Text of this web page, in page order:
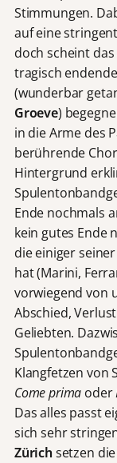
Stimmungen.
auf eine
doch scheint
tragisch
(wunderbar
Groeve)
in die Arme des
berührende
Hintergrund
Ende nochmals
kein gutes Ende
die einiger
hat (Marini,
vorwiegend von
Abschied,
Geliebten.
Klangfetzen von
Come prima oder
Das alles passt
sich sehr
Zürichsetzen